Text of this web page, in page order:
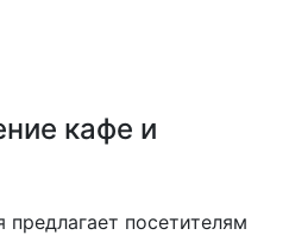
кафе и
посетителям